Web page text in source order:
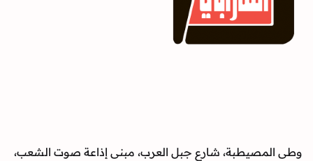
وطى المصيطبة، شارع جبل العرب، مبنى إذاعة صوت الشعب،